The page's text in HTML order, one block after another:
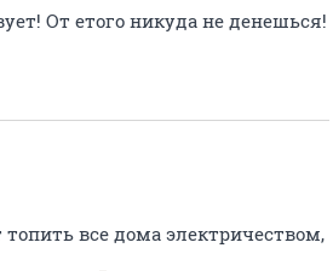
От етого никуда не денешься!
все дома электричеством,